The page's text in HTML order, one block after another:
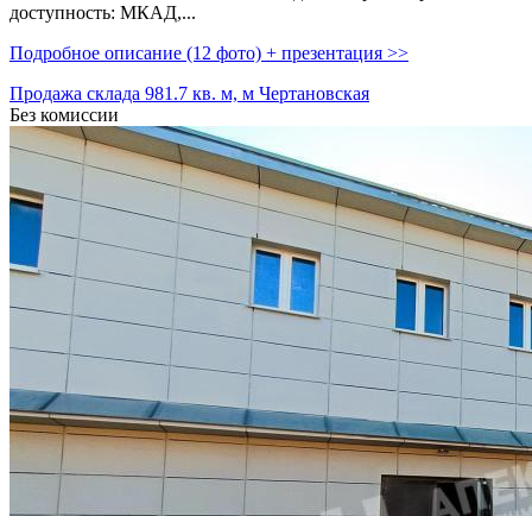
доступность: МКАД,­...
Подробное описание (12 фото) + презентация >>
Продажа склада 981.7 кв. м, м Чертановская
Без комиссии